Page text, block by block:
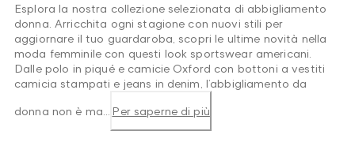
Esplora la nostra collezione selezionata di abbigliamento
donna. Arricchita ogni stagione con nuovi stili per
aggiornare il tuo guardaroba, scopri le ultime novità nella
moda femminile con questi look sportswear americani.
Dalle polo in piqué e camicie Oxford con bottoni a vestiti
camicia stampati e jeans in denim, l’abbigliamento da
donna non è ma... Per saperne di più